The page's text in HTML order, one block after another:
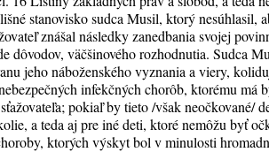
stanovisko sudca Musil, ktorý nesúhlasil,
znášal následky zanedbania svojej
dôvodov, väčšinového rozhodnutia. Sudca
jeho náboženského vyznania a viery,
infekčných chorôb, ktorému má
pokiaľ by tieto /však neočkované/
a teda aj pre iné deti, ktoré nemôžu byť
ktorých výskyt bol v minulosti